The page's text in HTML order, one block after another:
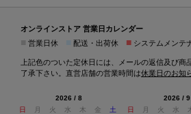
オンラインストア 営業日カレンダー
営業日休 配送・出荷休 ■ システムメンテ
上記色のついた定休日には、メールの返信及び
了承下さい。直営店舗の営業時間は休業日のお知
2026 / 8
日
月 火 水 木 金
土
2026 / 9
日
月 火 水